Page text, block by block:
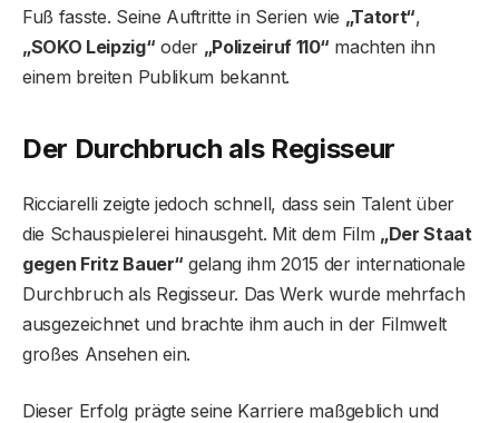
Fuß fasste. Seine Auftritte in Serien wie „Tatort“,
„SOKO Leipzig“ oder „Polizeiruf 110“ machten ihn
einem breiten Publikum bekannt.
Der Durchbruch als Regisseur
Ricciarelli zeigte jedoch schnell, dass sein Talent über
die Schauspielerei hinausgeht. Mit dem Film „Der Staat
gegen Fritz Bauer“ gelang ihm 2015 der internationale
Durchbruch als Regisseur. Das Werk wurde mehrfach
ausgezeichnet und brachte ihm auch in der Filmwelt
großes Ansehen ein.
Dieser Erfolg prägte seine Karriere maßgeblich und